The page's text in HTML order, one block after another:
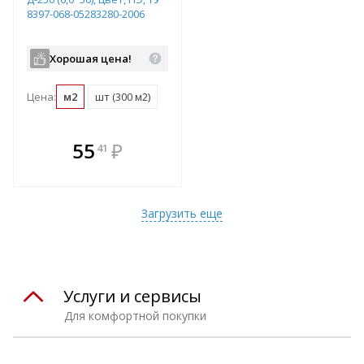
8397-068-05283280-2006
Хорошая цена!
Цена: м2 шт (300 м2)
55 41 ₽
Загрузить еще
Для комфортной покупки
Услуги и сервисы